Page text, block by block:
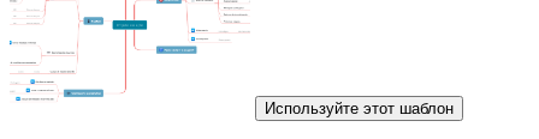
Используйте этот шаблон